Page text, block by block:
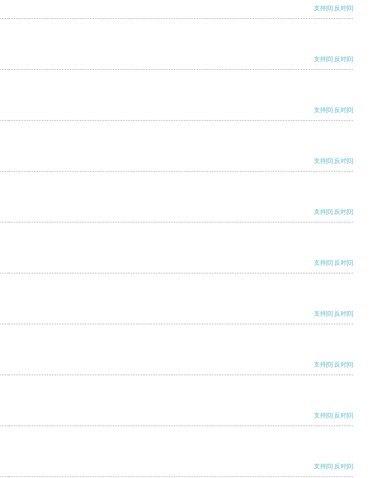
支持[0] 反对[0]
支持[0] 反对[0]
支持[0] 反对[0]
支持[0] 反对[0]
支持[0] 反对[0]
支持[0] 反对[0]
支持[0] 反对[0]
支持[0] 反对[0]
支持[0] 反对[0]
支持[0] 反对[0]